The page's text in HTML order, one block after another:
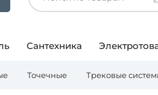
Сантехника
Точечные Трековые